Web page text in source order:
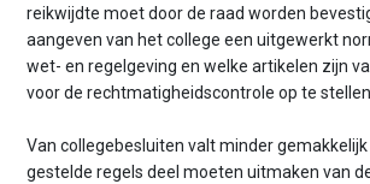
reikwijdte moet door de raad worden
aangeven van het college een uitgewerkt
wet- en regelgeving en welke artikelen zijn
voor de rechtmatigheidscontrole op te stellen.
Van collegebesluiten valt minder
gestelde regels deel moeten uitmaken van